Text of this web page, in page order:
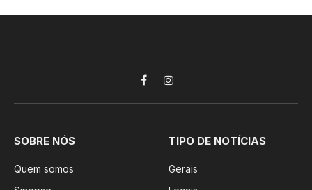
FacebookInstagram
SOBRE NÓS
Quem somos
TIPO DE NOTÍCIAS
Gerais